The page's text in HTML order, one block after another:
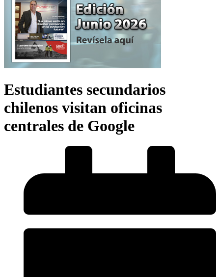
Estudiantes secundarios
chilenos visitan oficinas
centrales de Google